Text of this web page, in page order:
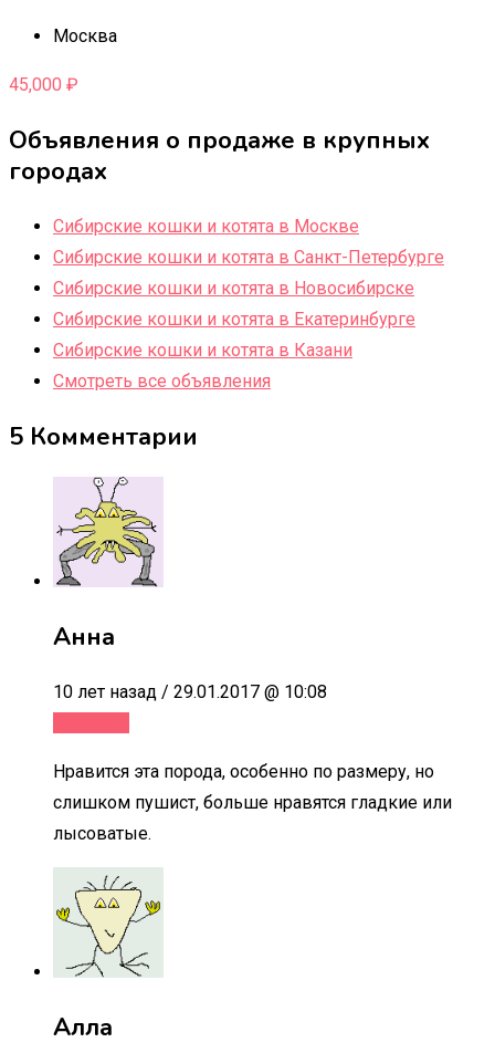
Москва
45,000 ₽
Объявления о продаже в крупных
городах
Сибирские кошки и котята в Москве
Сибирские кошки и котята в Санкт-Петербурге
Сибирские кошки и котята в Новосибирске
Сибирские кошки и котята в Екатеринбурге
Сибирские кошки и котята в Казани
Смотреть все объявления
5 Комментарии
Анна
10 лет назад / 29.01.2017 @ 10:08
Нравится эта порода, особенно по размеру, но
слишком пушист, больше нравятся гладкие или
лысоватые.
Алла